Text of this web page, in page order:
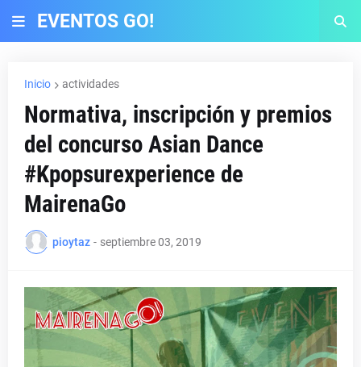
EVENTOS GO!
Inicio actividades
Normativa, inscripción y premios
del concurso Asian Dance
#Kpopsurexperience de
MairenaGo
pioytaz - septiembre 03, 2019